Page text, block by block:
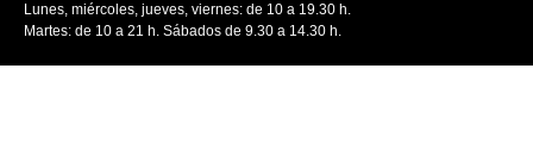
Lunes, miércoles, jueves, viernes: de 10 a 19.30 h.
Martes: de 10 a 21 h. Sábados de 9.30 a 14.30 h.